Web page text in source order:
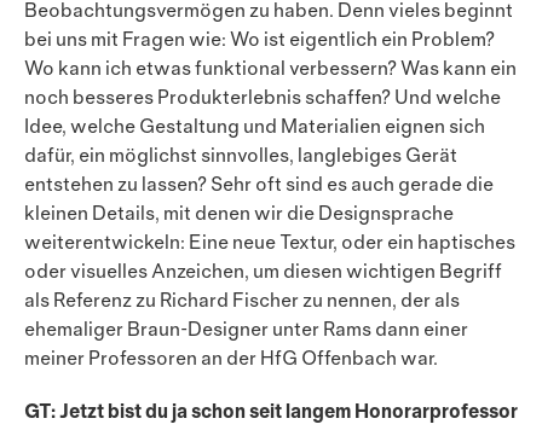
Beobachtungsvermögen zu haben. Denn vieles beginnt
bei uns mit Fragen wie: Wo ist eigentlich ein Problem?
Wo kann ich etwas funktional verbessern? Was kann ein
noch besseres Produkterlebnis schaffen? Und welche
Idee, welche Gestaltung und Materialien eignen sich
dafür, ein möglichst sinnvolles, langlebiges Gerät
entstehen zu lassen? Sehr oft sind es auch gerade die
kleinen Details, mit denen wir die Designsprache
weiterentwickeln: Eine neue Textur, oder ein haptisches
oder visu­elles Anzeichen, um diesen wichtigen Begriff
als Referenz zu Richard Fischer zu nennen, der als
ehemaliger Braun-Designer unter Rams dann einer
meiner Professoren an der HfG Offenbach war.
GT: Jetzt bist du ja schon seit langem Honorarprofessor